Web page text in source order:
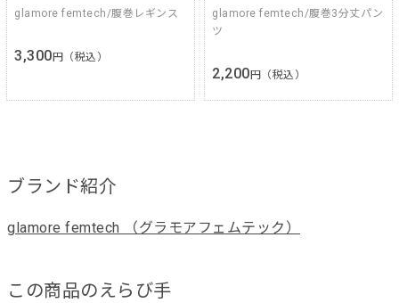
glamore femtech/腹巻レギンス
3,300 円（税込）
glamore femtech/腹巻3分丈パン
ツ
2,200 円（税込）
ブランド紹介
glamore femtech （グラモアフェムテック）
この商品のえらび手